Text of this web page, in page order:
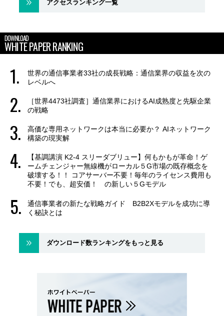
アクセスランキング一覧
DOWNLOAD
WHITE PAPER RANKING
世界の通信事業者33社の成長戦略：通信業界の収益を次の
レベルへ
［世界4473社調査］通信業界におけるAI成熟度と先駆企業
の戦略
高価な専用ネットワークは本当に必要か？ AIネットワーク
構築の現実解
【基調講演 K2-4 スリーダブリュー】何もかもが革命！ゲ
ームチェンジャー無線機がローカル５G市場の既存概念を
破壊する！！ コアサーバー不要！毎年のライセンス費用も
不要！でも、超安価！ の新しい５Gモデル
通信事業者の新たな戦略ガイド B2B2Xモデルを成功に導
く秘訣とは
ダウンロード数ランキングをもっと見る